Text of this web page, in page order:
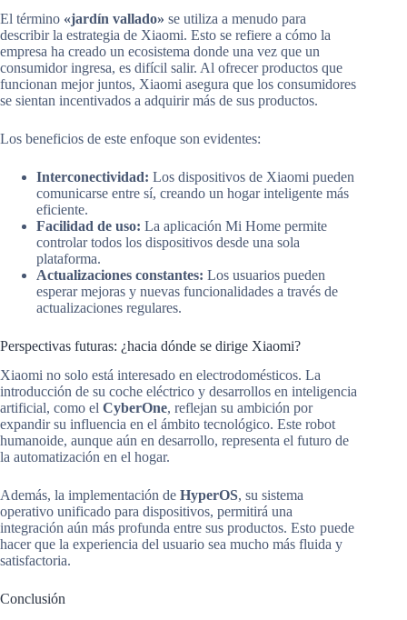
El término «jardín vallado» se utiliza a menudo para
describir la estrategia de Xiaomi. Esto se refiere a cómo la
empresa ha creado un ecosistema donde una vez que un
consumidor ingresa, es difícil salir. Al ofrecer productos que
funcionan mejor juntos, Xiaomi asegura que los consumidores
se sientan incentivados a adquirir más de sus productos.
Los beneficios de este enfoque son evidentes:
Interconectividad: Los dispositivos de Xiaomi pueden
comunicarse entre sí, creando un hogar inteligente más
eficiente.
Facilidad de uso: La aplicación Mi Home permite
controlar todos los dispositivos desde una sola
plataforma.
Actualizaciones constantes: Los usuarios pueden
esperar mejoras y nuevas funcionalidades a través de
actualizaciones regulares.
Perspectivas futuras: ¿hacia dónde se dirige Xiaomi?
Xiaomi no solo está interesado en electrodomésticos. La
introducción de su coche eléctrico y desarrollos en inteligencia
artificial, como el CyberOne, reflejan su ambición por
expandir su influencia en el ámbito tecnológico. Este robot
humanoide, aunque aún en desarrollo, representa el futuro de
la automatización en el hogar.
Además, la implementación de HyperOS, su sistema
operativo unificado para dispositivos, permitirá una
integración aún más profunda entre sus productos. Esto puede
hacer que la experiencia del usuario sea mucho más fluida y
satisfactoria.
Conclusión